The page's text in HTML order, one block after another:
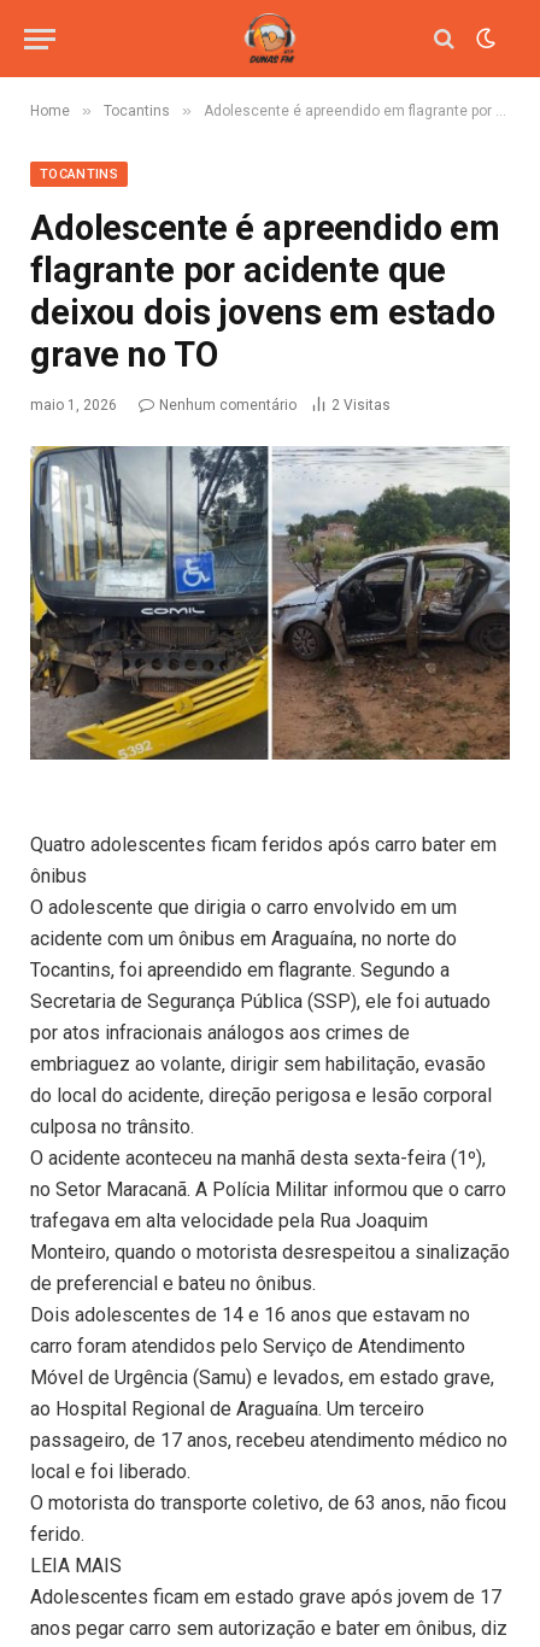
Home » Tocantins » Adolescente é apreendido em flagrante por acidente que deixou dois jovens em estado grave no TO
TOCANTINS
Adolescente é apreendido em
flagrante por acidente que
deixou dois jovens em estado
grave no TO
maio 1, 2026 Nenhum comentário 2 Visitas
Quatro adolescentes ficam feridos após carro bater em
ônibus
O adolescente que dirigia o carro envolvido em um
acidente com um ônibus em Araguaína, no norte do
Tocantins, foi apreendido em flagrante. Segundo a
Secretaria de Segurança Pública (SSP), ele foi autuado
por atos infracionais análogos aos crimes de
embriaguez ao volante, dirigir sem habilitação, evasão
do local do acidente, direção perigosa e lesão corporal
culposa no trânsito.
O acidente aconteceu na manhã desta sexta-feira (1º),
no Setor Maracanã. A Polícia Militar informou que o carro
trafegava em alta velocidade pela Rua Joaquim
Monteiro, quando o motorista desrespeitou a sinalização
de preferencial e bateu no ônibus.
Dois adolescentes de 14 e 16 anos que estavam no
carro foram atendidos pelo Serviço de Atendimento
Móvel de Urgência (Samu) e levados, em estado grave,
ao Hospital Regional de Araguaína. Um terceiro
passageiro, de 17 anos, recebeu atendimento médico no
local e foi liberado.
O motorista do transporte coletivo, de 63 anos, não ficou
ferido.
LEIA MAIS
Adolescentes ficam em estado grave após jovem de 17
anos pegar carro sem autorização e bater em ônibus, diz